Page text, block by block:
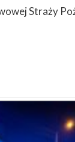
Straży